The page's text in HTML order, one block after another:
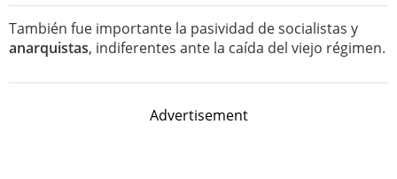
También fue importante la pasividad de socialistas y
anarquistas, indiferentes ante la caída del viejo régimen.
Advertisement